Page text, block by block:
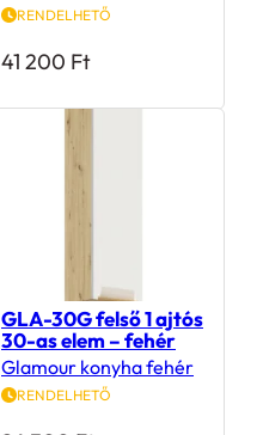
RENDELHETŐ
41 200 Ft
GLA-30G felső 1 ajtós
30-as elem – fehér
Glamour konyha fehér
RENDELHETŐ